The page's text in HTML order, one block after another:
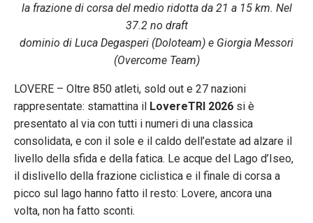
la frazione di corsa del medio ridotta da 21 a 15 km. Nel
37.2 no draft
dominio di Luca Degasperi (Doloteam) e Giorgia Messori
(Overcome Team)
LOVERE – Oltre 850 atleti, sold out e 27 nazioni
rappresentate: stamattina il LovereTRI 2026 si è
presentato al via con tutti i numeri di una classica
consolidata, e con il sole e il caldo dell’estate ad alzare il
livello della sfida e della fatica. Le acque del Lago d’Iseo,
il dislivello della frazione ciclistica e il finale di corsa a
picco sul lago hanno fatto il resto: Lovere, ancora una
volta, non ha fatto sconti.